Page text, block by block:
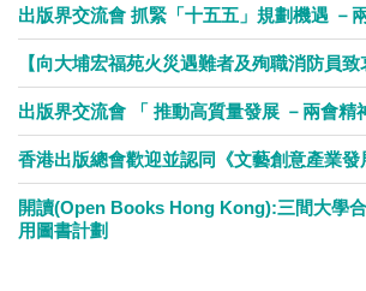
出版界交流會 抓緊「十五五」規劃機遇 －
【向大埔宏福苑火災遇難者及殉職消防員致
出版界交流會 「 推動高質量發展 －兩會精
香港出版總會歡迎並認同《文藝創意產業發
開讀(Open Books Hong Kong):三間大學
用圖書計劃